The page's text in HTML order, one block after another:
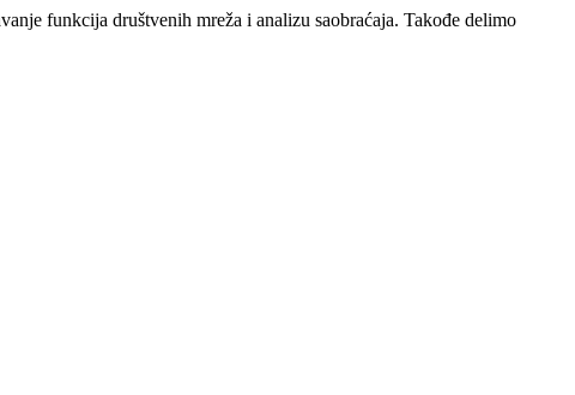
funkcija društvenih mreža i analizu saobraćaja. Takođe delimo